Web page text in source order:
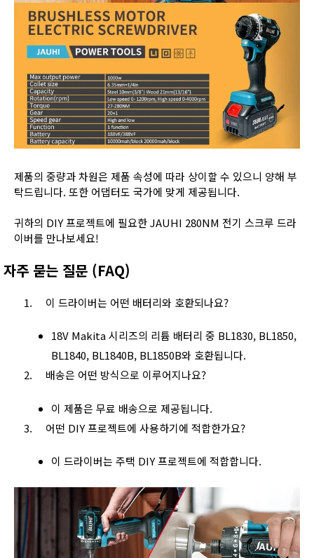
제품의 중량과 차원은 제품 속성에 따라 상이할 수 있으니 양해 부
탁드립니다. 또한 어댑터도 국가에 맞게 제공됩니다.
귀하의 DIY 프로젝트에 필요한 JAUHI 280NM 전기 스크루 드라
이버를 만나보세요!
자주 묻는 질문 (FAQ)
이 드라이버는 어떤 배터리와 호환되나요?
18V Makita 시리즈의 리튬 배터리 중 BL1830, BL1850,
BL1840, BL1840B, BL1850B와 호환됩니다.
배송은 어떤 방식으로 이루어지나요?
이 제품은 무료 배송으로 제공됩니다.
어떤 DIY 프로젝트에 사용하기에 적합한가요?
이 드라이버는 주택 DIY 프로젝트에 적합합니다.